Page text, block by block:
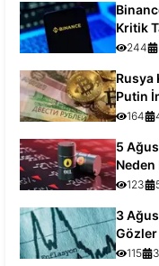
Kritik
244
Rusya
Putin
164
5
Neden
123
3
115